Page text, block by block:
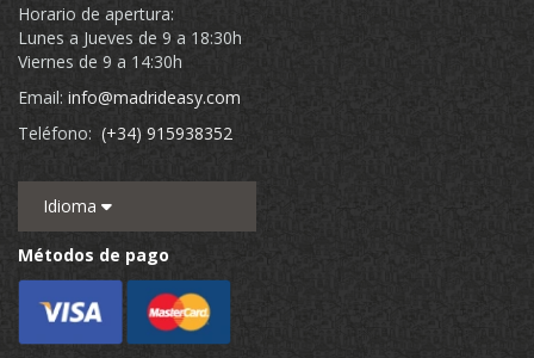
Horario de apertura:
Lunes a Jueves de 9 a 18:30h
Viernes de 9 a 14:30h
Email: info@madrideasy.com
Teléfono: (+34) 915938352
Idioma
Métodos de pago